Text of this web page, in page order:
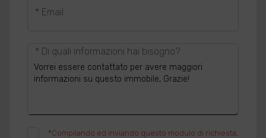
* Email
* Di quali informazioni hai bisogno?
*Compilando ed inviando questo modulo di richiesta,